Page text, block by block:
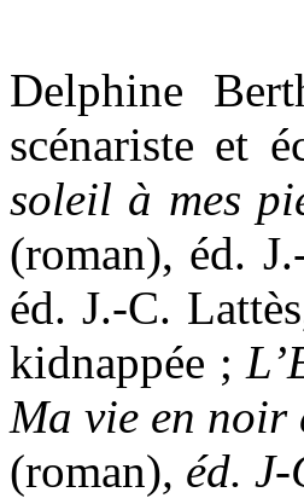
Delphine
scénariste et
soleil à mes
(roman), éd.
éd. J.-C.
kidnappée ;
Ma vie en noir
(roman), éd.